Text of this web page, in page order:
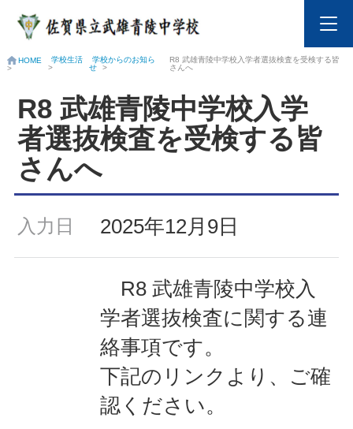
HOME
>
学校生活
>
学校からのお知ら
せ
>
R8 武雄青陵中学校入学者選抜検査を受検する皆
さんへ
R8 武雄青陵中学校入学
者選抜検査を受検する皆
さんへ
入力日 2025年12月9日
R8 武雄青陵中学校入
学者選抜検査に関する連
絡事項です。
下記のリンクより、ご確
認ください。